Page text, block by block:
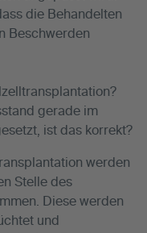
die Behandelten
Beschwerden
gerade im
ist das korrekt?
werden
Stelle des
Diese werden
und